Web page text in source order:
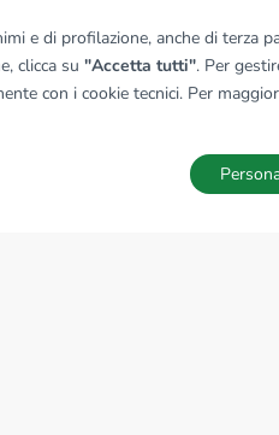
e di profilazione, anche di terza
clicca su "Accetta tutti". Per
con i cookie tecnici. Per